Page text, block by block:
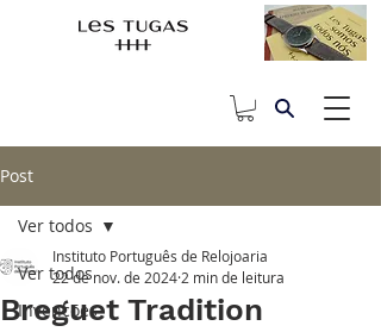
Post
Ver todos
Invenções
Ver todos
Breguet Tradition
Instituto Português de Relojoaria
22 de nov. de 2024 2 min de leitura